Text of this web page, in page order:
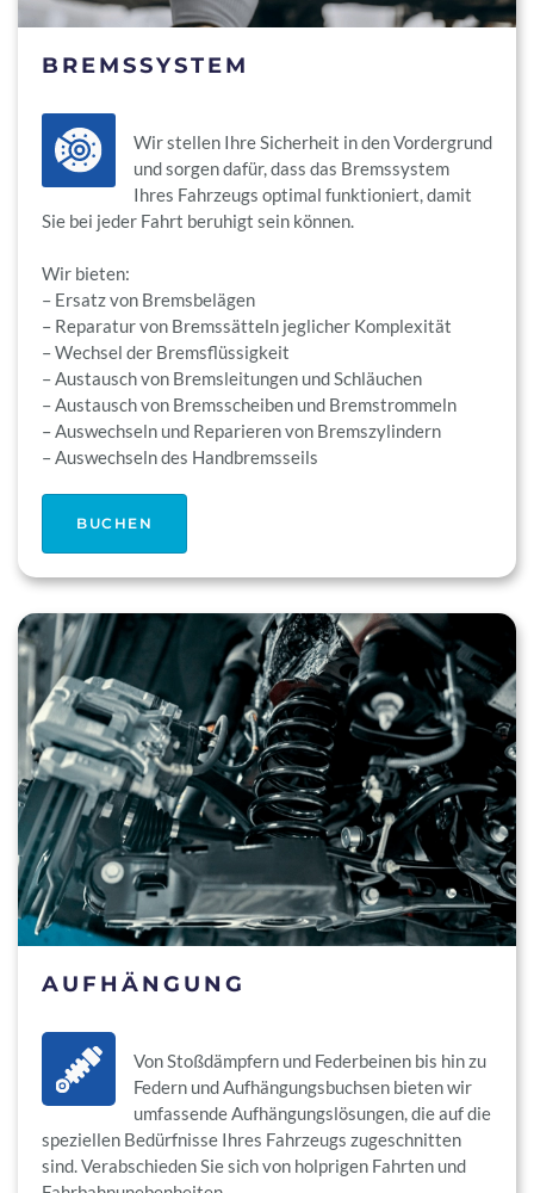
BREMSSYSTEM
Wir stellen Ihre Sicherheit in den Vordergrund
und sorgen dafür, dass das Bremssystem
Ihres Fahrzeugs optimal funktioniert, damit
Sie bei jeder Fahrt beruhigt sein können.
Wir bieten:
– Ersatz von Bremsbelägen
– Reparatur von Bremssätteln jeglicher Komplexität
– Wechsel der Bremsflüssigkeit
– Austausch von Bremsleitungen und Schläuchen
– Austausch von Bremsscheiben und Bremstrommeln
– Auswechseln und Reparieren von Bremszylindern
– Auswechseln des Handbremsseils
BUCHEN
AUFHÄNGUNG
Von Stoßdämpfern und Federbeinen bis hin zu
Federn und Aufhängungsbuchsen bieten wir
umfassende Aufhängungslösungen, die auf die
speziellen Bedürfnisse Ihres Fahrzeugs zugeschnitten
sind. Verabschieden Sie sich von holprigen Fahrten und